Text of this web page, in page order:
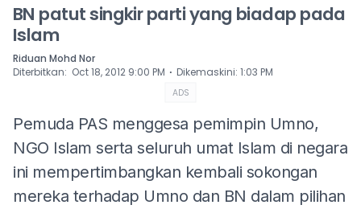
BN patut singkir parti yang biadap pada
Islam
Riduan Mohd Nor
Diterbitkan: Oct 18, 2012 9:00 PM ⋅ Dikemaskini: 1:03 PM
ADS
Pemuda PAS menggesa pemimpin Umno,
NGO Islam serta seluruh umat Islam di negara
ini mempertimbangkan kembali sokongan
mereka terhadap Umno dan BN dalam pilihan